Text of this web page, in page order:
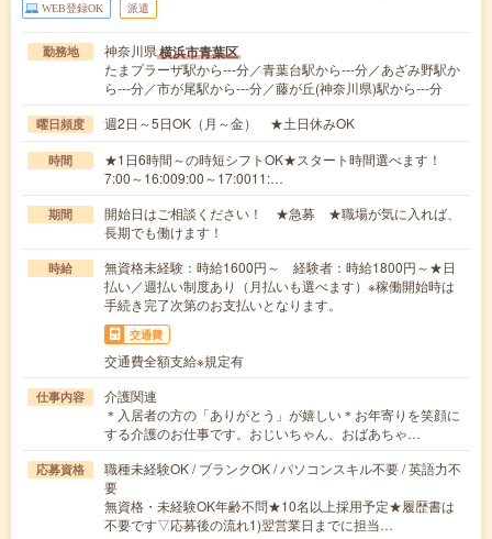
WEB登録OK 派遣
勤務地 神奈川県横浜市青葉区
たまプラーザ駅から---分／青葉台駅から---分／あざみ野駅か
ら---分／市が尾駅から---分／藤が丘(神奈川県)駅から---分
曜日頻度 週2日～5日OK（月～金） ★土日休みOK
時間
★1日6時間～の時短シフトOK★スタート時間選べます！
7:00～16:009:00～17:0011:…
期間
開始日はご相談ください！ ★急募 ★職場が気に入れば、
長期でも働けます！
時給
無資格未経験：時給1600円～ 経験者：時給1800円～★日
払い／週払い制度あり（月払いも選べます）※稼働開始時は
手続き完了次第のお支払いとなります。
交通費
交通費全額支給※規定有
仕事内容
介護関連
＊入居者の方の「ありがとう」が嬉しい＊お年寄りを笑顔に
する介護のお仕事です。おじいちゃん、おばあちゃ…
応募資格
職種未経験OK / ブランクOK / パソコンスキル不要 / 英語力不
要
無資格・未経験OK年齢不問★10名以上採用予定★履歴書は
不要です▽応募後の流れ1)翌営業日までに担当…